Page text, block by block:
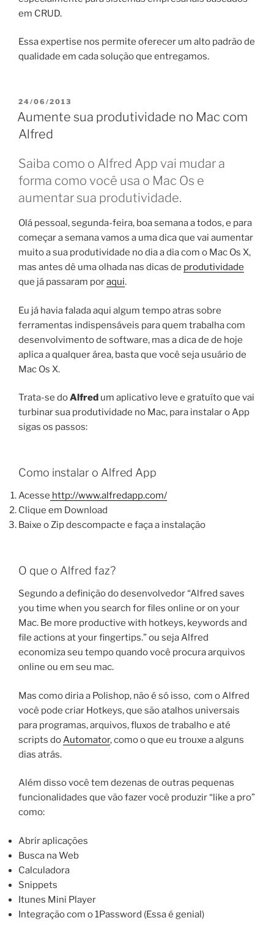
em CRUD.
Essa expertise nos permite oferecer um alto padrão de
qualidade em cada solução que entregamos.
PUBLICADO
EM
24/06/2013
Aumente sua produtividade no Mac com
Alfred
Saiba como o Alfred App vai mudar a
forma como você usa o Mac Os e
aumentar sua produtividade.
Olá pessoal, segunda-feira, boa semana a todos, e para
começar a semana vamos a uma dica que vai aumentar
muito a sua produtividade no dia a dia com o Mac Os X,
mas antes dê uma olhada nas dicas de produtividade
que já passaram poraqui.
Eu já havia falada aqui algum tempo atras sobre
ferramentas indispensáveis para quem trabalha com
desenvolvimento de software, mas a dica de de hoje
aplica a qualquer área, basta que você seja usuário de
Mac Os X.
Trata-se doAlfred um aplicativo leve e gratuíto que vai
turbinar sua produtividade no Mac, para instalar o App
sigas os passos:
Como instalar o Alfred App
Acesse http://www.alfredapp.com/
Clique em Download
Baixe o Zip descompacte e faça a instalação
O que o Alfred faz?
Segundo a definição do desenvolvedor “Alfred saves
you time when you search for files online or on your
Mac. Be more productive with hotkeys, keywords and
file actions at your fingertips.” ou seja Alfred
economiza seu tempo quando você procura arquivos
online ou em seu mac.
Mas como diria a Polishop, não é só isso, com o Alfred
você pode criar Hotkeys, que são atalhos universais
para programas, arquivos, fluxos de trabalho e até
scripts doAutomator, como o que eu trouxe a alguns
dias atrás.
Além disso você tem dezenas de outras pequenas
funcionalidades que vão fazer você produzir “like a pro”
como:
Abrir aplicações
Busca na Web
Calculadora
Snippets
Itunes Mini Player
Integração com o 1Password (Essa é genial)